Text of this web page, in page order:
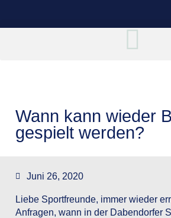
Wann kann wieder
gespielt werden?
Juni 26, 2020
Liebe Sportfreunde, immer wieder
Anfragen, wann in der Dabendorfer